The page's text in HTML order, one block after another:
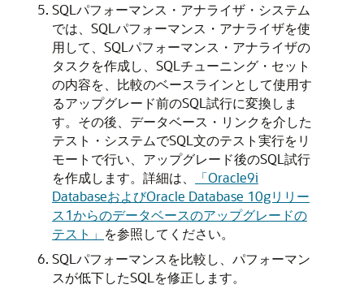
SQLパフォーマンス・アナライザ・システム
では、SQLパフォーマンス・アナライザを使
用して、 SQLパフォーマンス・アナライザの
タスクを作成し、 SQLチューニング・セット
の内容を、比較のベースラインとして使用す
るアップグレード前のSQL試行に変換しま
す。その後、データベース・リンクを介した
テスト・システムでSQL文のテスト実行をリ
モートで行い、アップグレード後のSQL試行
を作成します。詳細は、
「Oracle9i
DatabaseおよびOracle Database 10gリリー
ス1からのデータベースのアップグレードの
テスト」 を参照してください。
SQLパフォーマンスを比較し、 パフォーマン
スが低下したSQLを修正します。